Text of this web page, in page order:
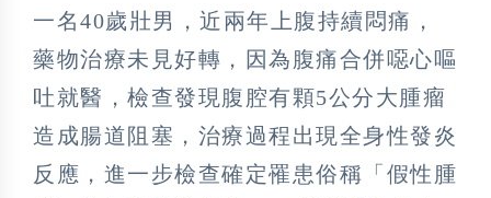
一名40歲壯男，近兩年上腹持續悶痛，
藥物治療未見好轉，因為腹痛合併噁心嘔
吐就醫，檢查發現腹腔有顆5公分大腫瘤
造成腸道阻塞，治療過程出現全身性發炎
反應，進一步檢查確定罹患俗稱「假性腫